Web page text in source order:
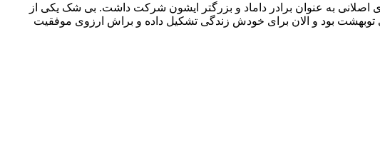
اصلانی به عنوان برادر داماد و بزرگتر ایشون شرکت داشت. بی شک یکی از
توبهشت بود و الان برای خودش زندگی تشکیل داده و براش ارزوی موفقیت